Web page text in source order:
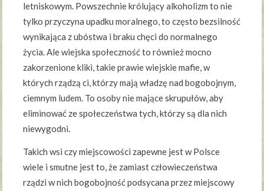
letniskowym. Powszechnie królujący alkoholizm to nie
tylko przyczyna upadku moralnego, to często bezsilność
wynikająca z ubóstwa i braku chęci do normalnego
życia. Ale wiejska społeczność to również mocno
zakorzenione kliki, takie prawie wiejskie mafie, w
których rządzą ci, którzy mają władzę nad bogobojnym,
ciemnym ludem. To osoby nie mające skrupułów, aby
eliminować ze społeczeństwa tych, którzy są dla nich
niewygodni.
Takich wsi czy miejscowości zapewne jest w Polsce
wiele i smutne jest to, że zamiast człowieczeństwa
rządzi w nich bogobojność podsycana przez miejscowy